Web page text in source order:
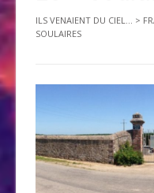
ILS VENAIENT DU CIEL... >
SOULAIRES